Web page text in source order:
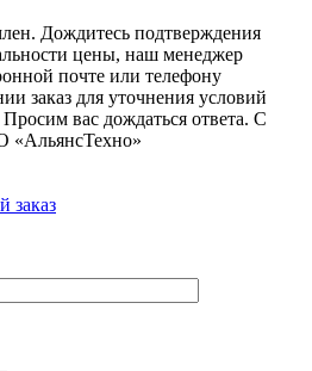
Дождитесь подтверждения
цены, наш менеджер
почте или телефону
заказ для уточнения условий
вас дождаться ответа. С
«АльянсТехно»
заказ